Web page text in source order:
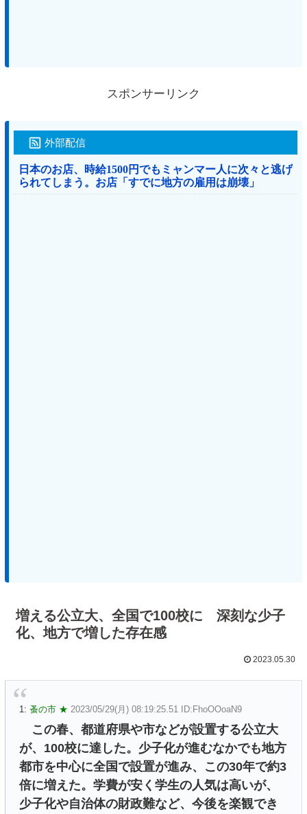
スポンサーリンク
外部配信
日本のお店、時給1500円でもミャンマー人に次々と逃げ
られてしまう。お店「すでに地方の雇用は崩壊」
増える公立大、全国で100校に 深刻な少子
化、地方で増した存在感
2023.05.30
1: 蚤の市 ★ 2023/05/29(月) 08:19:25.51 ID:FhoOOoaN9
この春、都道府県や市などが設置する公立大
が、100校に達した。少子化が進むなかでも地方
都市を中心に全国で設置が進み、この30年で約3
倍に増えた。学費が安く学生の人気は高いが、
少子化や自治体の財政難など、今後を楽観でき